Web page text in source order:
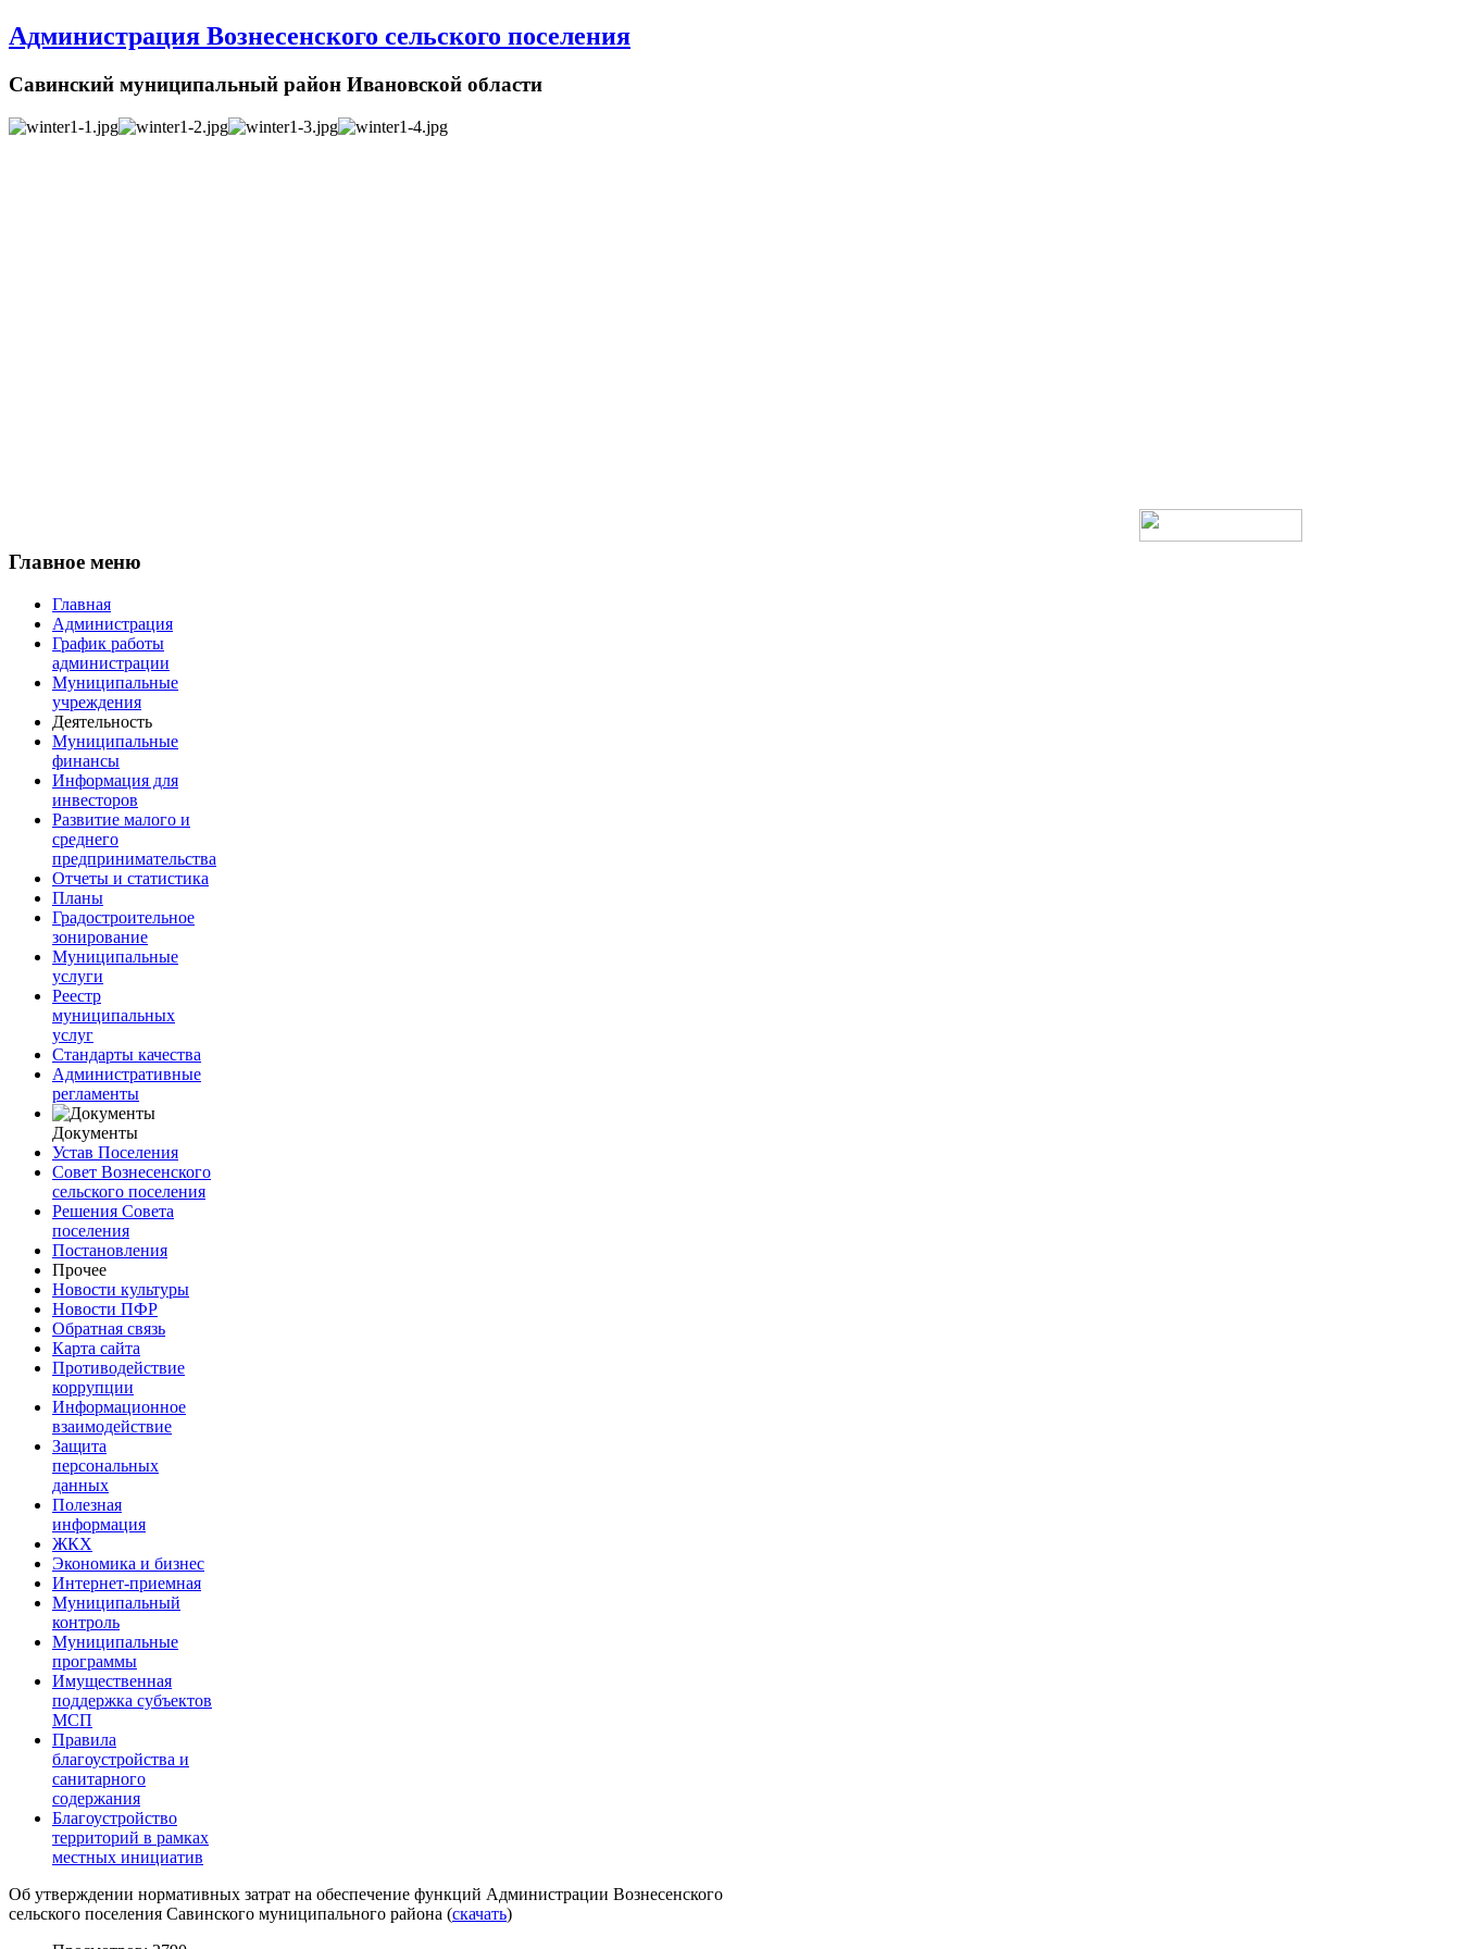
Администрация Вознесенского сельского поселения
Савинский муниципальный район Ивановской области
Главное меню
Главная
Администрация
График работы
администрации
Муниципальные
учреждения
Деятельность
Муниципальные
финансы
Информация для
инвесторов
Развитие малого и
среднего
предпринимательства
Отчеты и статистика
Планы
Градостроительное
зонирование
Муниципальные
услуги
Реестр
муниципальных
услуг
Стандарты качества
Административные
регламенты
Документы
Устав Поселения
Совет Вознесенского
сельского поселения
Решения Совета
поселения
Постановления
Прочее
Новости культуры
Новости ПФР
Обратная связь
Карта сайта
Противодействие
коррупции
Информационное
взаимодействие
Защита
персональных
данных
Полезная
информация
ЖКХ
Экономика и бизнес
Интернет-приемная
Муниципальный
контроль
Муниципальные
программы
Имущественная
поддержка субъектов
МСП
Правила
благоустройства и
санитарного
содержания
Благоустройство
территорий в рамках
местных инициатив
Об утверждении нормативных затрат на обеспечение функций Администрации Вознесенского
сельского поселения Савинского муниципального района (скачать)